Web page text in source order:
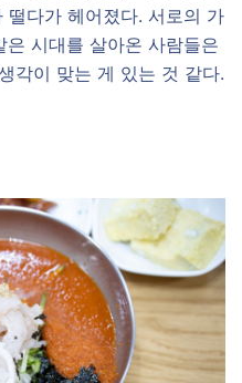
다가 헤어졌다. 서로의 가
시대를 살아온 사람들은
각이 맞는 게 있는 것 같다.